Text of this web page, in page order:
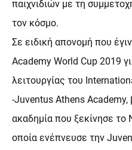
παιχνιδιών με τη
τον κόσμο.
Σε ειδική απονομή που
Academy World Cup 2019
λειτουργίας του
-Juventus Athens
ακαδημία που ξεκίνησε το
οποία ενέπνευσε την